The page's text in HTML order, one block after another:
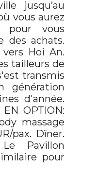
jusqu’au
vous aurez
vous
des achats.
Hoi An.
tailleurs de
transmis
génération
d'année.
OPTION:
massage
pax. Dîner.
Pavillon
pour